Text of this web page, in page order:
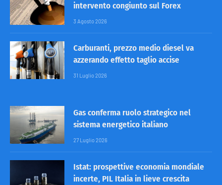
intervento congiunto sul Forex
3 Agosto 2026
Carburanti, prezzo medio diesel va
azzerando effetto taglio accise
31 Luglio 2026
Gas conferma ruolo strategico nel
sistema energetico italiano
27 Luglio 2026
Istat: prospettive economia mondiale
incerte, PIL Italia in lieve crescita